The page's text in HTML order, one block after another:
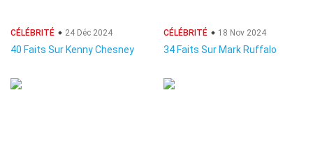
CÉLÉBRITÉ 24 Déc 2024
40 Faits Sur Kenny Chesney
CÉLÉBRITÉ 18 Nov 2024
34 Faits Sur Mark Ruffalo